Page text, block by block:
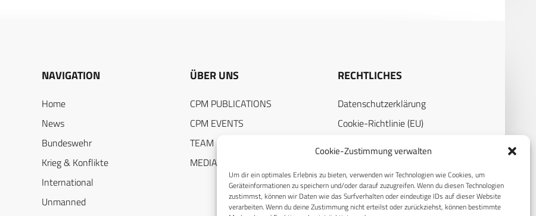
Cookie-Zustimmung verwalten
Um dir ein optimales Erlebnis zu bieten, verwenden wir Technologien wie Cookies, um
Geräteinformationen zu speichern und/oder darauf zuzugreifen. Wenn du diesen Technologien
zustimmst, können wir Daten wie das Surfverhalten oder eindeutige IDs auf dieser Website
verarbeiten. Wenn du deine Zustimmung nicht erteilst oder zurückziehst, können bestimmte
NAVIGATION
Home
News
Bundeswehr
Krieg & Konflikte
International
Unmanned
ÜBER UNS
CPM PUBLICATIONS
CPM EVENTS
TEAM
MEDIADATEN
RECHTLICHES
Datenschutzerklärung
Cookie-Richtlinie (EU)
Impressum